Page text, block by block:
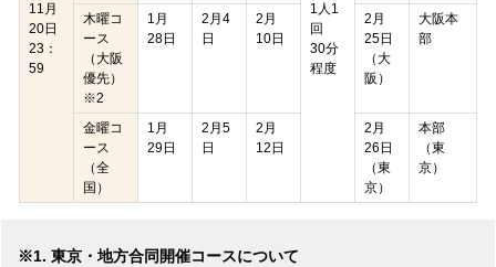
11月
20日
23：
59
1人1
回
30分
程度
木曜コ
ース
（大阪
優先）
※2
1月
28日
2月4
日
2月
10日
2月
25日
（大
阪）
大阪本
部
金曜コ
ース
（全
国）
1月
29日
2月5
日
2月
12日
2月
26日
（東
京）
本部
（東
京）
※1. 東京・地方合同開催コースについて